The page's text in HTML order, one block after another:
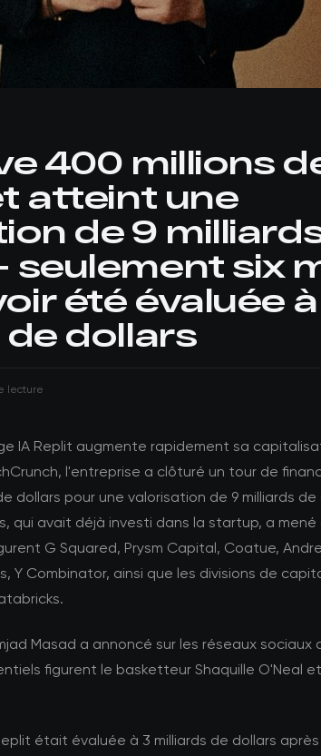
400 millions
atteint une
de 9
seulement six
été évaluée
de dollars
lecture
IA Replit augmente rapidement sa
l'entreprise a clôturé un tour de
dollars pour une valorisation de 9 milliards de
qui avait déjà investi dans la startup, a mené
G Squared, Prysm Capital, Coatue,
Y Combinator, ainsi que les divisions de
Masad a annoncé sur les réseaux sociaux
figurent le basketteur Shaquille O'Neal
était évaluée à 3 milliards de dollars